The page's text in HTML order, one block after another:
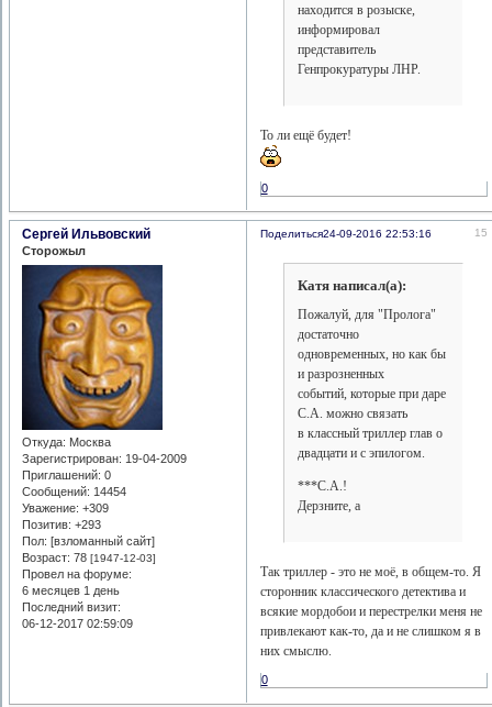
находится в розыске,
информировал
представитель
Генпрокуратуры ЛНР.
То ли ещё будет!
0
Поделиться 15
24-09-2016 22:53:16
Сергей Ильвовский
Сторожыл
Откуда: Москва
Зарегистрирован: 19-04-2009
Приглашений: 0
Сообщений: 14454
Уважение: +309
Позитив: +293
Пол: [взломанный сайт]
Возраст: 78[1947-12-03]
Провел на форуме:
6 месяцев 1 день
Последний визит:
06-12-2017 02:59:09
Катя написал(а):
Пожалуй, для "Пролога"
достаточно
одновременных, но как бы
и разрозненных
событий, которые при даре
С.А. можно связать
в классный триллер глав о
двадцати и с эпилогом.
***С.А.!
Дерзните, а
Так триллер - это не моё, в общем-то. Я
сторонник классического детектива и
всякие мордобои и перестрелки меня не
привлекают как-то, да и не слишком я в
них смыслю.
0